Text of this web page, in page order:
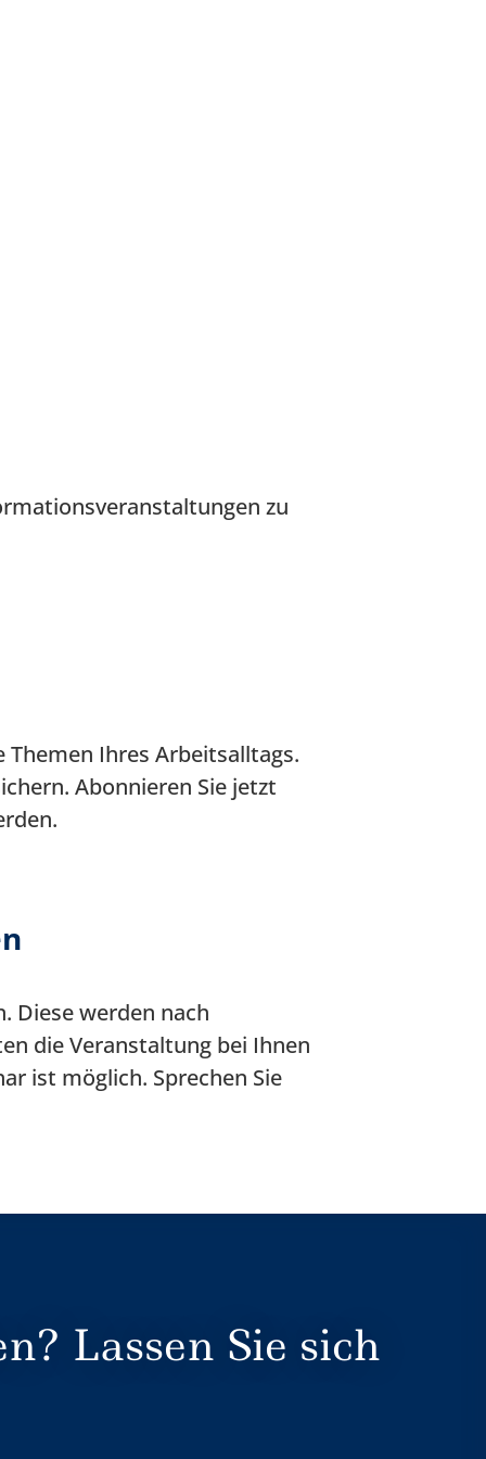
zu
Ihres Arbeitsalltags.
Abonnieren Sie jetzt
Diese werden nach
die Veranstaltung bei Ihnen
ist möglich. Sprechen Sie
Lassen Sie sich